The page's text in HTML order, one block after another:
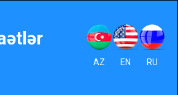
AZ EN RU